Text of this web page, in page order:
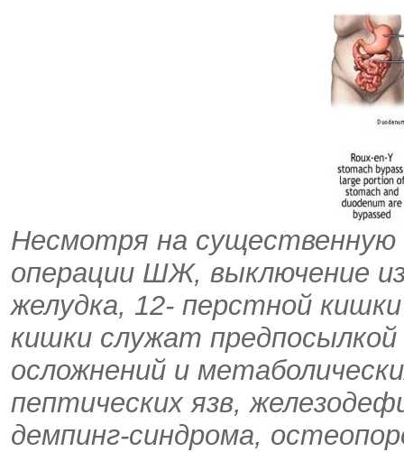
Несмотря на
операции ШЖ, выключение
желудка, 12- перстной
кишки служат
осложнений и
пептических язв,
демпинг-синдрома,